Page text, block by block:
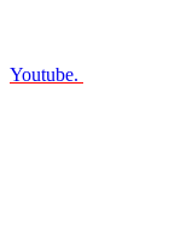
Youtube.